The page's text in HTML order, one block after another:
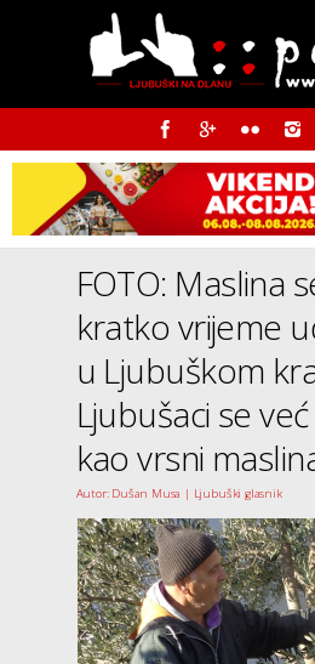
FOTO: Maslina
kratko vrijeme
u Ljubuškom
Ljubušaci se
kao vrsni
Autor: Dušan Musa | Ljubuški glasnik